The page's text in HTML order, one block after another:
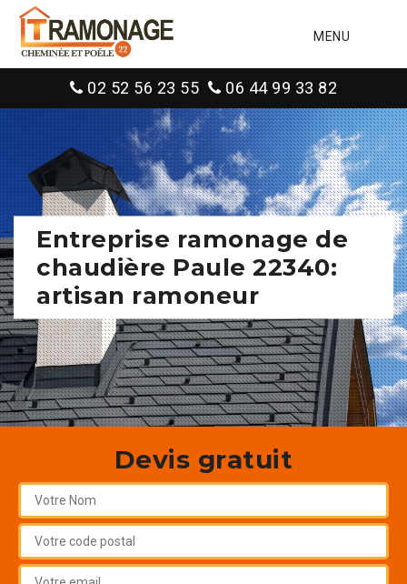
MENU
02 52 56 23 55 06 44 99 33 82
Entreprise ramonage de
chaudière Paule 22340:
artisan ramoneur
Devis gratuit